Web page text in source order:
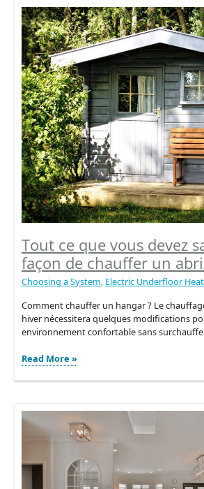
type
de
chauffage
par
le
sol
à
profil
bas
?
Tout ce que vous devez
façon de chauffer un
Choosing a System, Electric Underfloor
Comment chauffer un hangar ? Le
hiver nécessitera quelques modifications
environnement confortable sans surchauffer
Tout
que
devez
savoir
façon
de
Read More »